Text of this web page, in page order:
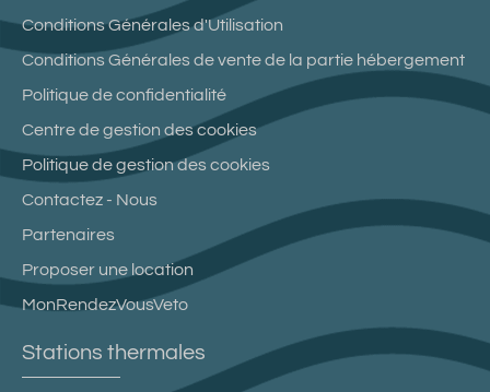
Conditions Générales d'Utilisation
Conditions Générales de vente de la partie hébergement
Politique de confidentialité
Centre de gestion des cookies
Politique de gestion des cookies
Contactez - Nous
Partenaires
Proposer une location
MonRendezVousVeto
Stations thermales